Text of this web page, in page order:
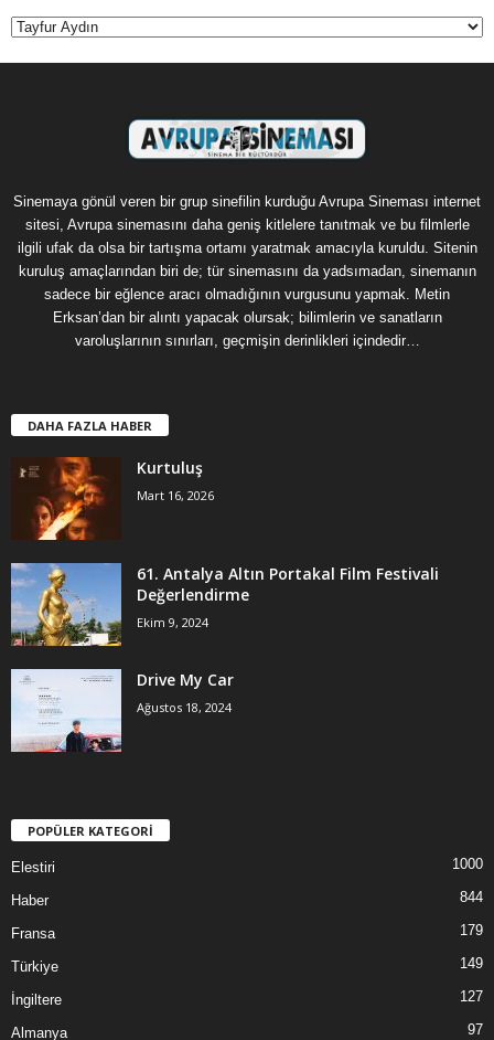
Kategoriler
Sinemaya gönül veren bir grup sinefilin kurduğu Avrupa Sineması internet
sitesi, Avrupa sinemasını daha geniş kitlelere tanıtmak ve bu filmlerle
ilgili ufak da olsa bir tartışma ortamı yaratmak amacıyla kuruldu. Sitenin
kuruluş amaçlarından biri de; tür sinemasını da yadsımadan, sinemanın
sadece bir eğlence aracı olmadığının vurgusunu yapmak. Metin
Erksan’dan bir alıntı yapacak olursak; bilimlerin ve sanatların
varoluşlarının sınırları, geçmişin derinlikleri içindedir…
DAHA FAZLA HABER
Kurtuluş
Mart 16, 2026
61. Antalya Altın Portakal Film Festivali
Değerlendirme
Ekim 9, 2024
Drive My Car
Ağustos 18, 2024
POPÜLER KATEGORİ
Elestiri 1000
Haber 844
Fransa 179
Türkiye 149
İngiltere 127
Almanya 97